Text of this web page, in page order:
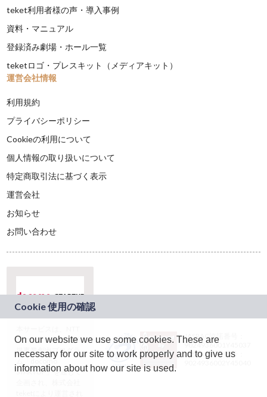
teket利用者様の声・導入事例
資料・マニュアル
登録済み劇場・ホール一覧
teketロゴ・プレスキット（メディアキット）
運営会社情報
利用規約
プライバシーポリシー
Cookieの利用について
個人情報の取り扱いについて
特定商取引法に基づく表示
運営会社
お知らせ
お問い合わせ
ドコモグループの新
規事業創出プログラ
ム「docomo
STARTUP」を通じて
JASRAC許諾番号：
9024936001Y45037
JASRAC許諾番号：
On our website we use some cookies. These are
necessary for our site to work properly and to give us
information about how our site is used.